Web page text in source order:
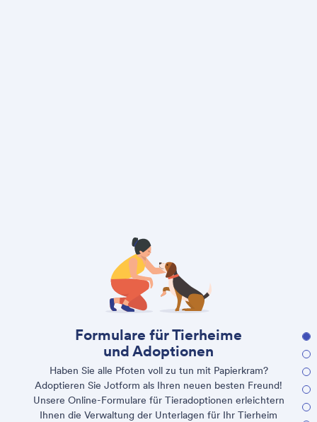
Formulare für Tierheime
und Adoptionen
Haben Sie alle Pfoten voll zu tun mit Papierkram?
Adoptieren Sie Jotform als Ihren neuen besten Freund!
Unsere Online-Formulare für Tieradoptionen erleichtern
Ihnen die Verwaltung der Unterlagen für Ihr Tierheim